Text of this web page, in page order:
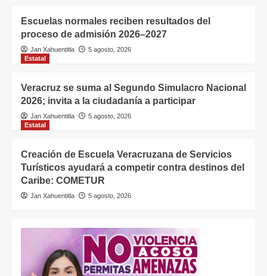
Escuelas normales reciben resultados del
proceso de admisión 2026–2027
Jan Xahuentitla
5 agosto, 2026
Estatal
Veracruz se suma al Segundo Simulacro Nacional
2026; invita a la ciudadanía a participar
Jan Xahuentitla
5 agosto, 2026
Estatal
Creación de Escuela Veracruzana de Servicios
Turísticos ayudará a competir contra destinos del
Caribe: COMETUR
Jan Xahuentitla 5 agosto, 2026